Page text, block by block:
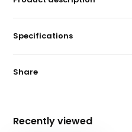
Specifications
Share
Recently viewed